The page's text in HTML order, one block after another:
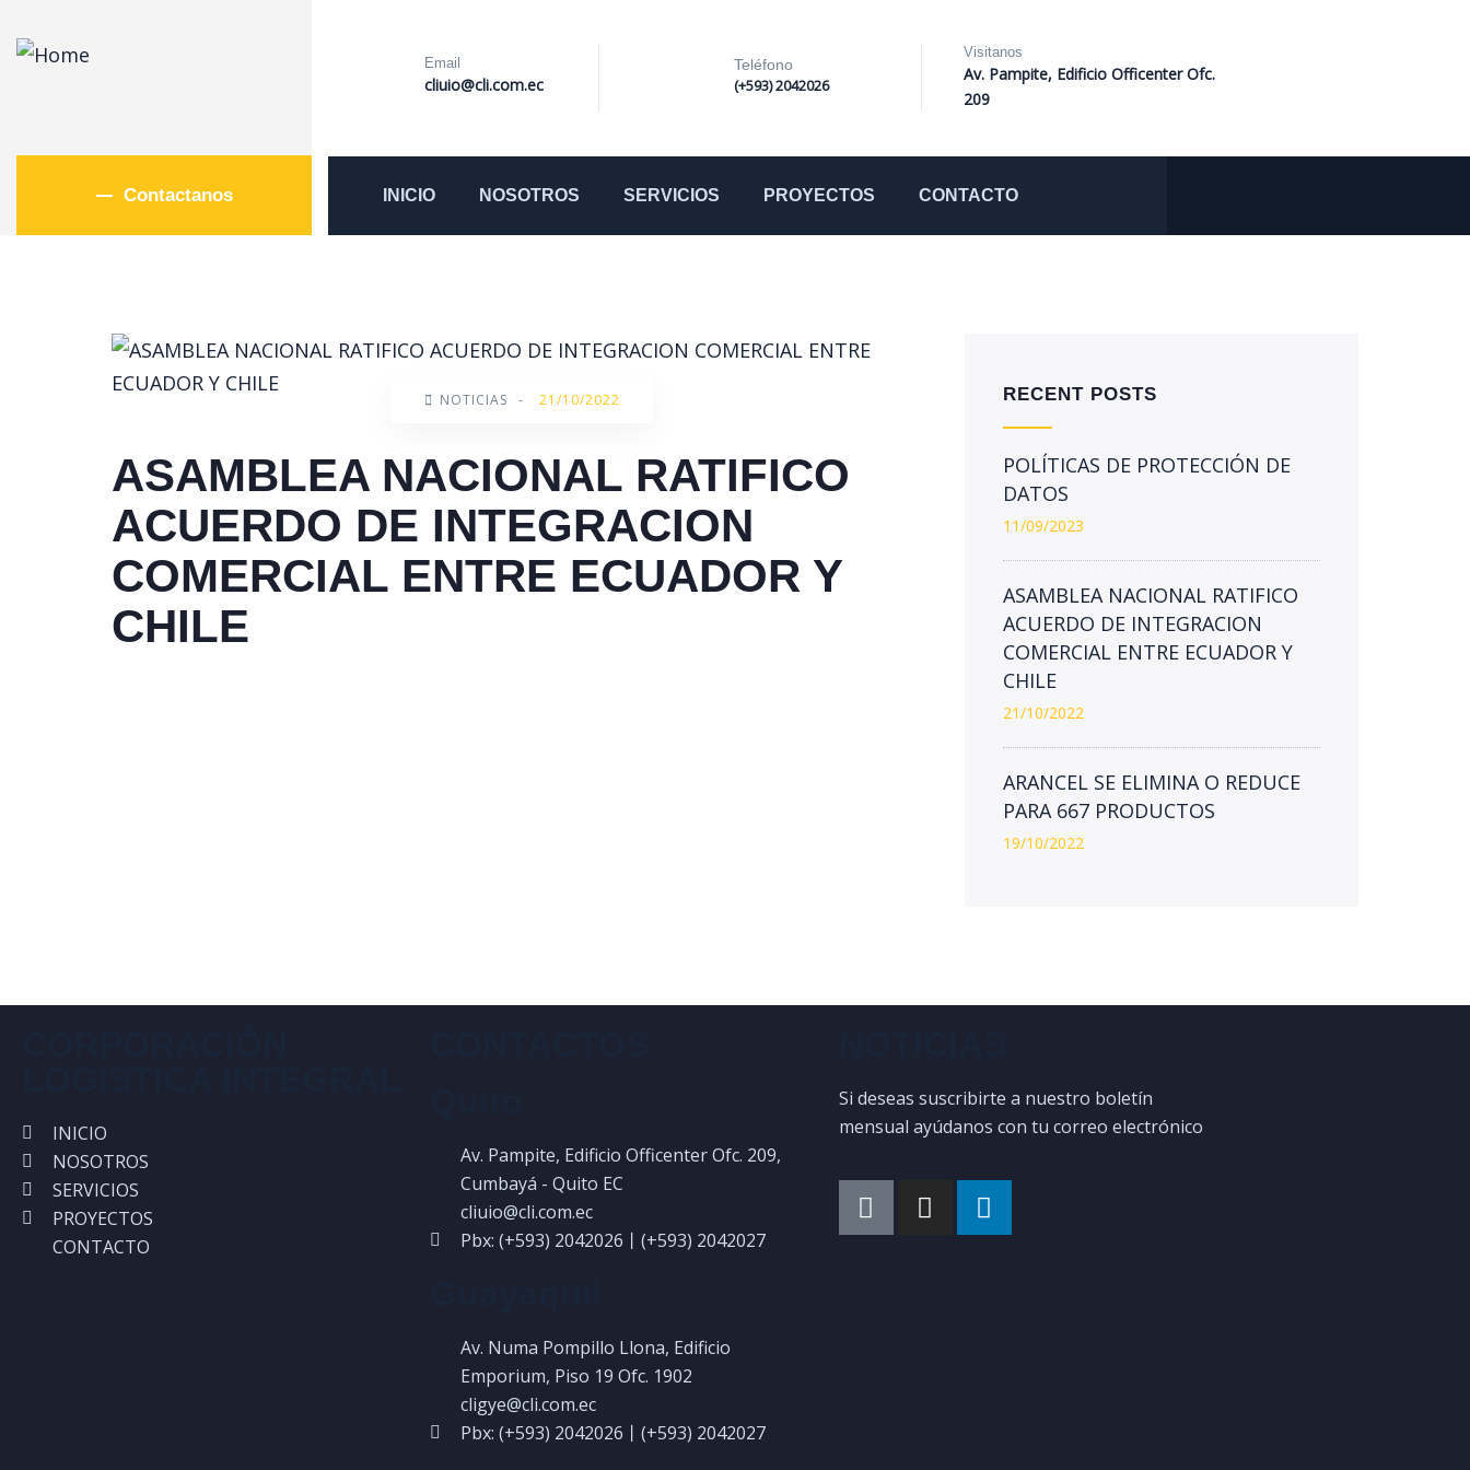
Email
cliuio@cli.com.ec
Teléfono
(+593) 2042026
Visitanos
Av. Pampite, Edificio Officenter Ofc.
209
Contactanos INICIO NOSOTROS SERVICIOS PROYECTOS CONTACTO
NOTICIAS - 21/10/2022
ASAMBLEA NACIONAL RATIFICO
ACUERDO DE INTEGRACION
COMERCIAL ENTRE ECUADOR Y
CHILE
RECENT POSTS
POLÍTICAS DE PROTECCIÓN DE
DATOS
11/09/2023
ASAMBLEA NACIONAL RATIFICO
ACUERDO DE INTEGRACION
COMERCIAL ENTRE ECUADOR Y
CHILE
21/10/2022
ARANCEL SE ELIMINA O REDUCE
PARA 667 PRODUCTOS
19/10/2022
INICIO
NOSOTROS
SERVICIOS
PROYECTOS
CONTACTO
Av. Pampite, Edificio Officenter Ofc. 209,
Cumbayá - Quito EC
cliuio@cli.com.ec
Pbx: (+593) 2042026丨(+593) 2042027
Av. Numa Pompillo Llona, Edificio
Emporium, Piso 19 Ofc. 1902
cligye@cli.com.ec
Pbx: (+593) 2042026丨(+593) 2042027
Si deseas suscribirte a nuestro boletín
mensual ayúdanos con tu correo electrónico